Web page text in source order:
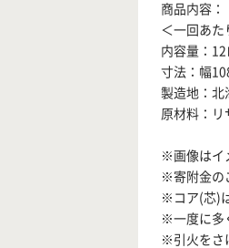
商品内容：
＜一回あた
内容量：
寸法：幅
製造地：北
原材料：
※画像はイ
※寄附金の
※コア(芯)
※一度に多
※引火をさ